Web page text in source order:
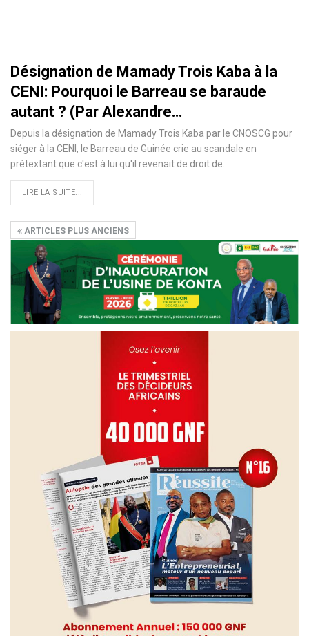
Désignation de Mamady Trois Kaba à la
CENI: Pourquoi le Barreau se baraude
autant ? (Par Alexandre…
Depuis la désignation de Mamady Trois Kaba par le CNOSCG pour
siéger à la CENI, le Barreau de Guinée crie au scandale en
prétextant que c'est à lui qu'il revenait de droit de
LIRE LA SUITE...
ARTICLES PLUS ANCIENS